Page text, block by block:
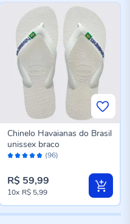
Avaliação: (96)
Chinelo Havaianas do Brasil
unissex braco
R$ 59,99
10x R$ 5,99